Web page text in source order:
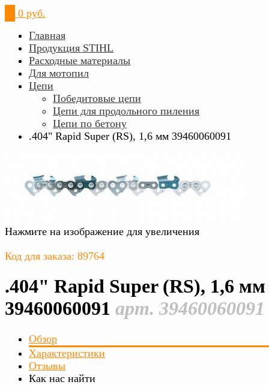
0 руб.
Главная
Продукция STIHL
Расходные материалы
Для мотопил
Цепи
Победитовые цепи
Цепи для продольного пиления
Цепи по бетону
.404" Rapid Super (RS), 1,6 мм 39460060091
Нажмите на изображение для увеличения
Код для заказа: 89764
.404" Rapid Super (RS), 1,6 мм
39460060091 арт. 39460060091
Обзор
Характеристики
Отзывы
Как нас найти